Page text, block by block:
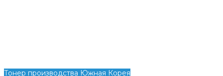
Тонер производства Южная Корея